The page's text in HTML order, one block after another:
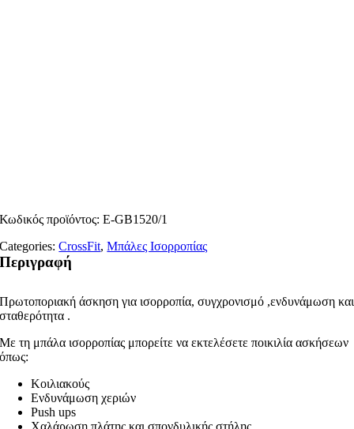
Κωδικός προϊόντος:E-GB1520/1
Categories:CrossFit,Μπάλες Ισορροπίας
Περιγραφή
Πρωτοποριακή άσκηση για ισορροπία, συγχρονισμό ,ενδυνάμωση και
σταθερότητα .
Με τη μπάλα ισορροπίας μπορείτε να εκτελέσετε ποικιλία ασκήσεων
όπως:
Κοιλιακούς
Ενδυνάμωση χεριών
Push ups